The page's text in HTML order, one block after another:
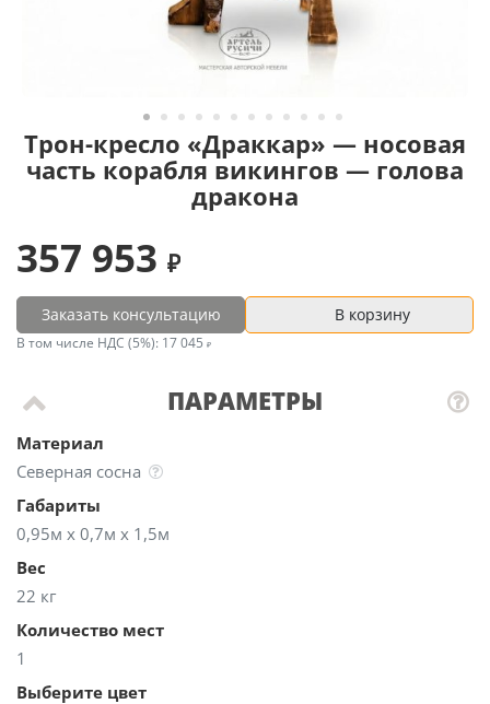
Трон-кресло «Драккар» — носовая
часть корабля викингов — голова
дракона
ПАРАМЕТРЫ
Материал
Северная сосна
Габариты
0,95м х 0,7м х 1,5м
Вес
22 кг
Количество мест
1
Выберите цвет
357 953
Заказать консультацию В корзину
В том числе НДС (5%): 17 045